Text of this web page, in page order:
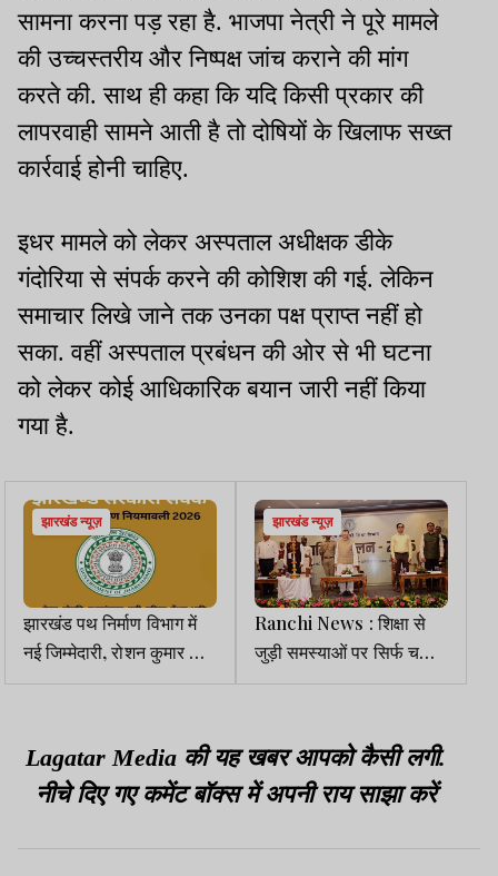
सामना करना पड़ रहा है. भाजपा नेत्री ने पूरे मामले
की उच्चस्तरीय और निष्पक्ष जांच कराने की मांग
करते की. साथ ही कहा कि यदि किसी प्रकार की
लापरवाही सामने आती है तो दोषियों के खिलाफ सख्त
कार्रवाई होनी चाहिए.
इधर मामले को लेकर अस्पताल अधीक्षक डीके
गंदोरिया से संपर्क करने की कोशिश की गई. लेकिन
समाचार लिखे जाने तक उनका पक्ष प्राप्त नहीं हो
सका. वहीं अस्पताल प्रबंधन की ओर से भी घटना
को लेकर कोई आधिकारिक बयान जारी नहीं किया
गया है.
झारखंड न्यूज़
झारखंड पथ निर्माण विभाग में
नई जिम्मेदारी, रोशन कुमार साह
बने सेवा शिकायत निवारण
झारखंड न्यूज़
Ranchi News : शिक्षा से
जुड़ी समस्याओं पर सिर्फ चर्चा
नहीं, बल्कि समाधान व परिणाम
Lagatar Media की यह खबर आपको कैसी लगी.
नीचे दिए गए कमेंट बॉक्स में अपनी राय साझा करें